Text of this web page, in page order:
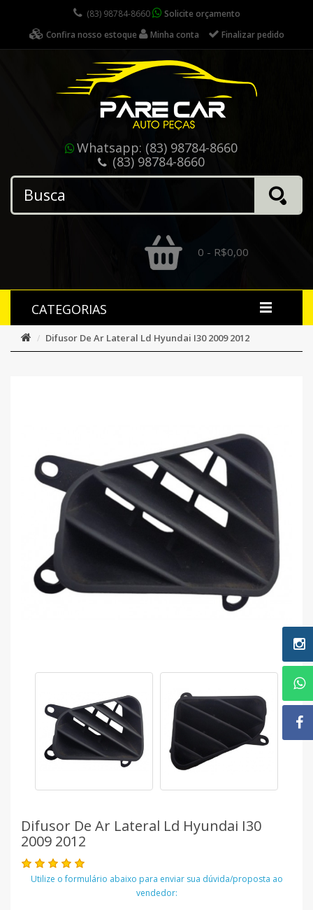
(83) 98784-8660
Solicite orçamento
Confira nosso estoque
Minha conta Finalizar pedido
Whatsapp: (83) 98784-8660
(83) 98784-8660
0 - R$0,00
CATEGORIAS
Difusor De Ar Lateral Ld Hyundai I30 2009 2012
Difusor De Ar Lateral Ld Hyundai I30
2009 2012
Utilize o formulário abaixo para enviar sua dúvida/proposta ao
vendedor: